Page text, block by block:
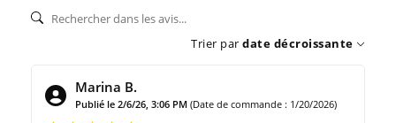
Trier par date décroissante
Marina B.
Publié le 2/6/26, 3:06 PM (Date de commande : 1/20/2026)